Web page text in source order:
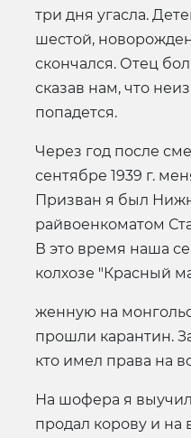
три дня угасла.
шестой,
скончался. Отец
сказав нам, что
попадется.
Через год после
сентябре 1939 г.
Призван я был
райвоенкоматом
В это время наша
колхозе "Красный
женную на
прошли карантин.
кто имел права на
На шофера я
продал корову и